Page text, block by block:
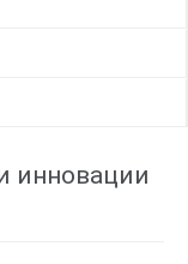
инновации